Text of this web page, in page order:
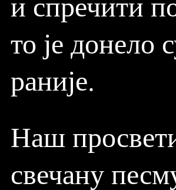
то је донело
раније.
Наш
свечану